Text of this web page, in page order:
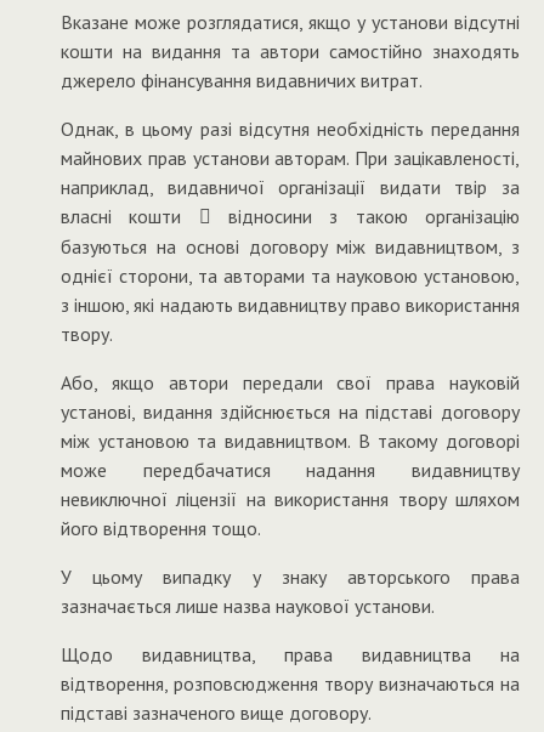
Вказане може розглядатися, якщо у установи відсутні
кошти на видання та автори самостійно знаходять
джерело фінансування видавничих витрат.
Однак, в цьому разі відсутня необхідність передання
майнових прав установи авторам. При зацікавленості,
наприклад, видавничої організації видати твір за
власні кошти

відносини з такою організацію
базуються на основі договору між видавництвом, з
однієї сторони, та авторами та науковою установою,
з іншою, які надають видавництву право використання
твору.
Або, якщо автори передали свої права науковій
установі, видання здійснюється на підставі договору
між установою та видавництвом. В такому договорі
може передбачатися надання видавництву
невиключної ліцензії на використання твору шляхом
його відтворення тощо.
У цьому випадку у знаку авторського права
зазначається лише назва наукової установи.
Щодо видавництва, права видавництва на
відтворення, розповсюдження твору визначаються на
підставі зазначеного вище договору.